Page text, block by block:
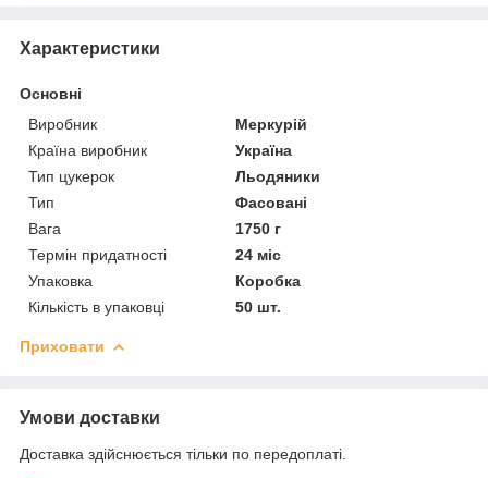
Характеристики
Основні
Виробник
Меркурій
Країна виробник
Україна
Тип цукерок
Льодяники
Тип
Фасовані
Вага
1750 г
Термін придатності
24 міс
Упаковка
Коробка
Кількість в упаковці
50 шт.
Приховати
Умови доставки
Доставка здійснюється тільки по передоплаті.